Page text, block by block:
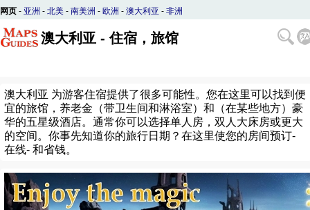
网页 - 亚洲 - 北美 - 南美洲 - 欧洲 - 澳大利亚 - 非洲
澳大利亚 - 住宿，旅馆
澳大利亚 为游客住宿提供了很多可能性。您在这里可以找到便
宜的旅馆，养老金（带卫生间和淋浴室）和（在某些地方）豪
华的五星级酒店。通常你可以选择单人房，双人大床房或更大
的空间。你事先知道你的旅行日期？在这里使您的房间预订-
在线- 和省钱。